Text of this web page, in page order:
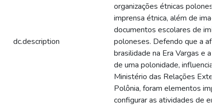
dc.description
organizações étnicas
imprensa étnica, além de
documentos escolares de
poloneses. Defendo que a
brasilidade na Era Vargas e a
de uma polonidade,
Ministério das Relações
Polônia, foram elementos
configurar as atividades de